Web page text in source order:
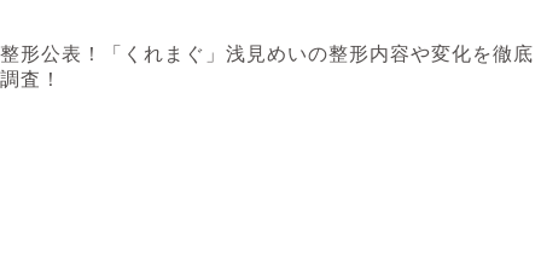
整形公表！「くれまぐ」浅見めいの整形内容や変化を徹底
調査！